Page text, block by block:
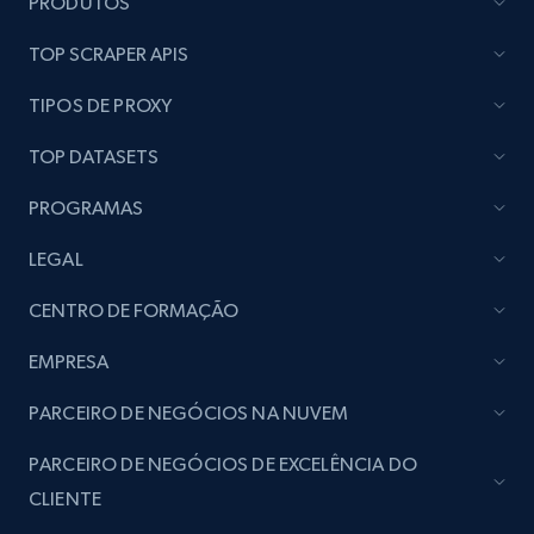
Lazada - Products
URL, Title, Rating, Reviews, Initial price, Final
Lazada - Products - Discover products by
URL, Title, Rating, Reviews, Initial price, Final
price, Currency, Stock, and more.
988+ 160+ Comece grátis
TOP SCRAPER APIS
TIPOS DE PROXY
TOP DATASETS
PROGRAMAS
LEGAL
CENTRO DE FORMAÇÃO
EMPRESA
PARCEIRO DE NEGÓCIOS NA NUVEM
PARCEIRO DE NEGÓCIOS DE EXCELÊNCIA DO
CLIENTE